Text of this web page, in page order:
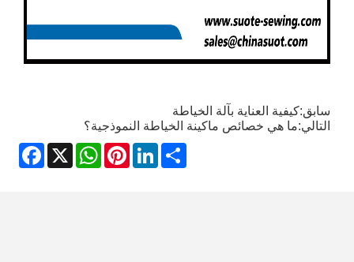
سابق:كيفية العناية بآلة الخياطة
التالي:ما هي خصائص ماكينة الخياطة النموذجية؟
X
WhatsAppPinterestLinkedInShare